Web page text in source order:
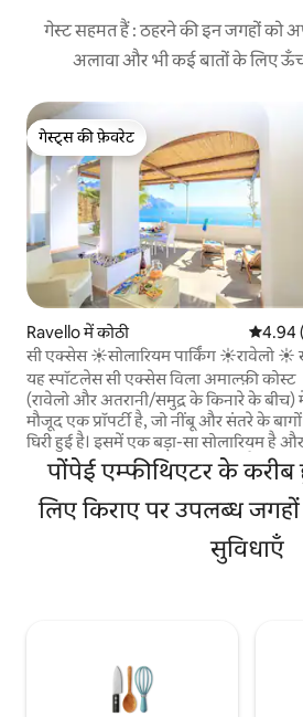
गेस्ट सहमत हैं : ठहरने की इन जगहों को
अलावा और भी कई बातों के लिए
गेस्ट्स की फ़ेवरेट
गेस्ट्स की फ़ेवरेट
Ravello में कोठी औसत4.94
सी एक्सेस ☀️सोलारियम पार्किंग ☀️रावेलो ☀️
तट
यह स्पॉटलेस सी एक्सेस विला अमाल्फ़ी कोस्ट
(रावेलो और अतरानी/समुद्र के किनारे के बीच)
मौजूद एक प्रॉपर्टी है, जो नींबू और संतरे के
घिरी हुई है। इसमें एक बड़ा-सा सोलारियम है और
इससे सीधे समुद्र तक जाया जा सकता है। इसमें 3
मेहमान सो सकते हैं। अतिरिक्त शुल्क पर
सुविधा उपलब्ध है। किराए की कीमत में शामिल हैं :
बिजली; चादरें; तौलिए; वाई-फ़ाई और एयर
सैनिटाइज़ेशन का प्रशिक्षण दिया गया है। ⦿ दूरियाँ:
पोंपेई एम्फीथिएटर के करीब
लिए किराए पर उपलब्ध
सुविधाएँ